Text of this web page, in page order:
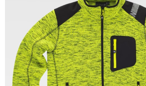
Tallas: S, M, L, XL, XXL, 3XL, 4XL